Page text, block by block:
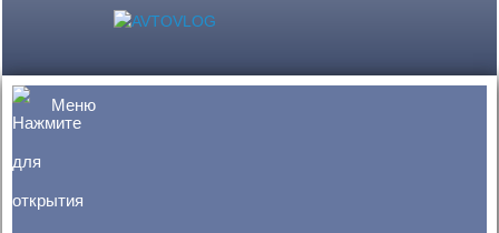
Меню